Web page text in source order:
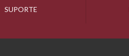
SUPORTE